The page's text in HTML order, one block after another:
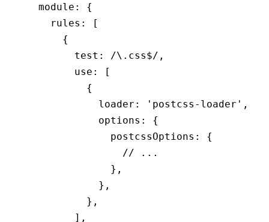
  module
:
{
    rules
:
[
      {
        test
: /\.css$/ ,
        use
:
[
          {
            loader
: 'postcss-loader' ,
            options
:
{
              postcssOptions
:
{
                // ...
              }
,
            }
,
          }
,
        ]
,